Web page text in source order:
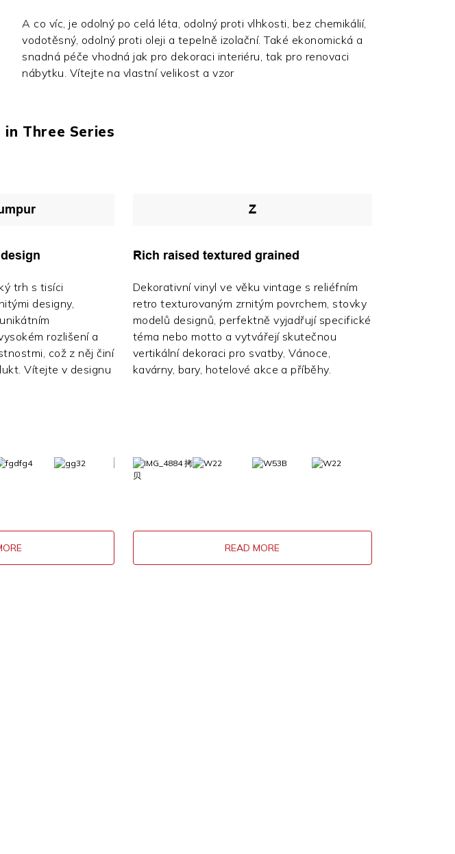
A co víc, je odolný po celá léta, odolný proti vlhkosti, bez chemikálií,
vodotěsný, odolný proti oleji a tepelně izolační. Také ekonomická a
snadná péče vhodná jak pro dekoraci interiéru, tak pro renovaci
nábytku. Vítejte na vlastní velikost a vzor
Three Series
trh s tisíci
designy,
rozlišení a
což z něj činí
Vítejte v designu
Z
Rich raised textured grained
Dekorativní vinyl ve věku vintage s reliéfním
retro texturovaným zrnitým povrchem, stovky
modelů designů, perfektně vyjadřují specifické
téma nebo motto a vytvářejí skutečnou
vertikální dekoraci pro svatby, Vánoce,
kavárny, bary, hotelové akce a příběhy.
READ MORE